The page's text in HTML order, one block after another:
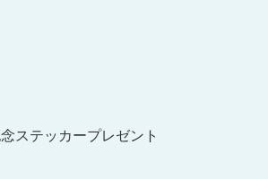
ステッカープレゼント